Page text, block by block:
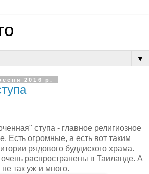
▼
2016 р.
ступа - главное религиозное
Есть огромные, а есть вот таким
рядового буддиского храма.
распространены в Таиланде. А
так уж и много.